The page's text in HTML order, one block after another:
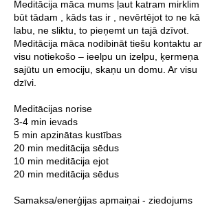
Meditācija māca mums ļaut katram mirklim
būt tādam , kāds tas ir , nevērtējot to ne kā
labu, ne sliktu, to pieņemt un tajā dzīvot.
Meditācija māca nodibināt tiešu kontaktu ar
visu notiekošo – ieelpu un izelpu, ķermeņa
sajūtu un emociju, skaņu un domu. Ar visu
dzīvi.
Meditācijas norise
3-4 min ievads
5 min apzinātas kustības
20 min meditācija sēdus
10 min meditācija ejot
20 min meditācija sēdus
Samaksa/enerģijas apmaiņai - ziedojums